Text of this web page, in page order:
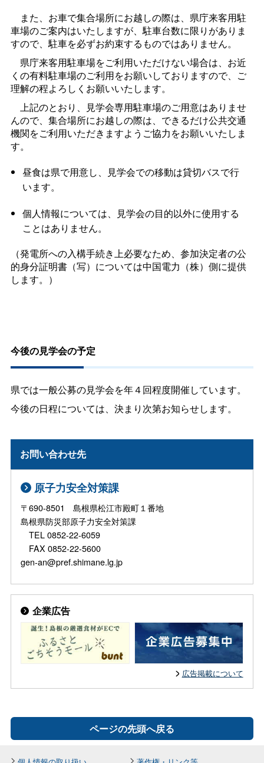
また、お車で集合場所にお越しの際は、県庁来客用駐
車場のご案内はいたしますが、駐車台数に限りがありま
すので、駐車を必ずお約束するものではありません。
県庁来客用駐車場をご利用いただけない場合は、お近
くの有料駐車場のご利用をお願いしておりますので、ご
理解の程よろしくお願いいたします。
上記のとおり、見学会専用駐車場のご用意はありませ
んので、集合場所にお越しの際は、できるだけ公共交通
機関をご利用いただきますようご協力をお願いいたしま
す。
昼食は県で用意し、見学会での移動は貸切バスで行
います。
個人情報については、見学会の目的以外に使用する
ことはありません。
（発電所への入構手続き上必要なため、参加決定者の公
的身分証明書（写）については中国電力（株）側に提供
します。）
今後の見学会の予定
県では一般公募の見学会を年４回程度開催しています。
今後の日程については、決まり次第お知らせします。
お問い合わせ先
原子力安全対策課
〒690-8501 島根県松江市殿町１番地
島根県防災部原子力安全対策課
TEL 0852-22-6059
FAX 0852-22-5600
gen-an@pref.shimane.lg.jp
企業広告
広告掲載について
ページの先頭へ戻る